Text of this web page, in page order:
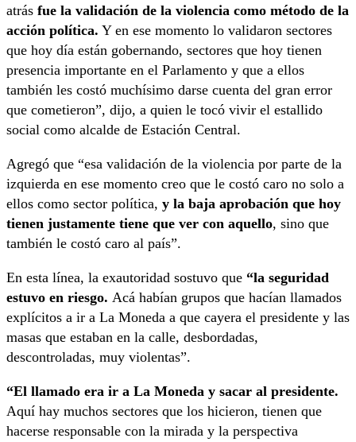
atrás fue la validación de la violencia como método de la
acción política. Y en ese momento lo validaron sectores
que hoy día están gobernando, sectores que hoy tienen
presencia importante en el Parlamento y que a ellos
también les costó muchísimo darse cuenta del gran error
que cometieron”, dijo, a quien le tocó vivir el estallido
social como alcalde de Estación Central.
Agregó que “esa validación de la violencia por parte de la
izquierda en ese momento creo que le costó caro no solo a
ellos como sector política, y la baja aprobación que hoy
tienen justamente tiene que ver con aquello, sino que
también le costó caro al país”.
En esta línea, la exautoridad sostuvo que “la seguridad
estuvo en riesgo. Acá habían grupos que hacían llamados
explícitos a ir a La Moneda a que cayera el presidente y las
masas que estaban en la calle, desbordadas,
descontroladas, muy violentas”.
“El llamado era ir a La Moneda y sacar al presidente.
Aquí hay muchos sectores que los hicieron, tienen que
hacerse responsable con la mirada y la perspectiva